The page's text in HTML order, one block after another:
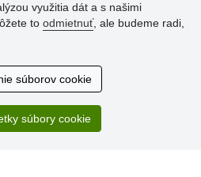
Som spokojná.
využitia dát a s našimi
to odmietnuť, ale budeme radi,
súborov cookie
súbory cookie